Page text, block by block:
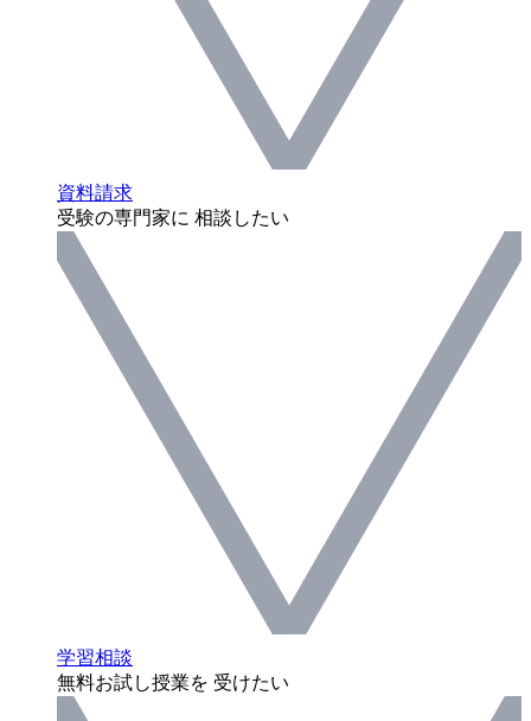
資料請求
受験の専門家に 相談したい
学習相談
無料お試し授業を 受けたい